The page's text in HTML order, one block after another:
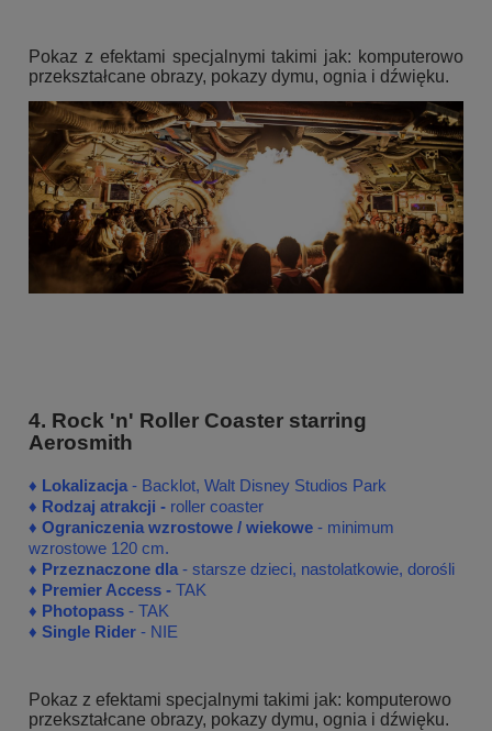
Pokaz z efektami specjalnymi takimi jak: komputerowo
przekształcane obrazy, pokazy dymu, ognia i dźwięku.
4. Rock 'n' Roller Coaster starring
Aerosmith
♦ Lokalizacja - Backlot, Walt Disney Studios Park
♦ Rodzaj atrakcji - roller coaster
♦ Ograniczenia wzrostowe / wiekowe - minimum
wzrostowe 120 cm.
♦ Przeznaczone dla - starsze dzieci, nastolatkowie, dorośli
♦ Premier Access - TAK
♦ Photopass - TAK
♦ Single Rider - NIE
Pokaz z efektami specjalnymi takimi jak: komputerowo
przekształcane obrazy, pokazy dymu, ognia i dźwięku.